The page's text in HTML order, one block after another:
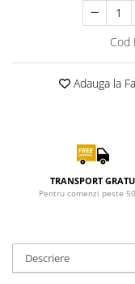
Cod
Adauga la
TRANSPORT
Pentru comenzi peste
Descriere